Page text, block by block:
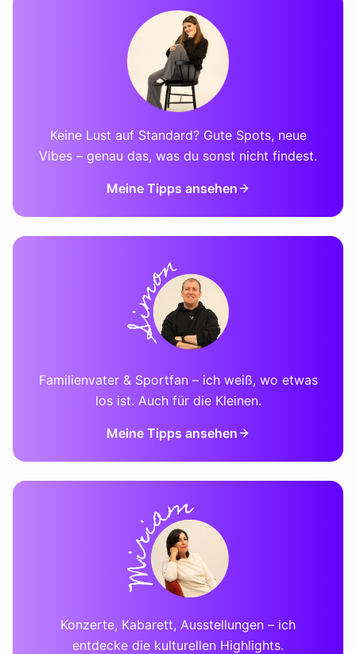
Keine Lust auf Standard? Gute Spots, neue
Vibes – genau das, was du sonst nicht findest.
Meine Tipps ansehen
Familienvater & Sportfan – ich weiß, wo etwas
los ist. Auch für die Kleinen.
Meine Tipps ansehen
Konzerte, Kabarett, Ausstellungen – ich
entdecke die kulturellen Highlights.